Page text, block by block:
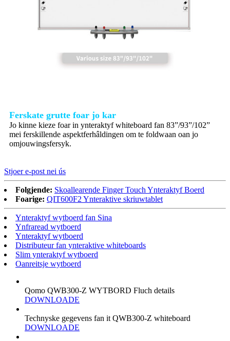
Ferskate grutte foar jo kar
Jo kinne kieze foar in ynteraktyf whiteboard fan 83”/93”/102”
mei ferskillende aspektferhâldingen om te foldwaan oan jo
omjouwingsfersyk.
Stjoer e-post nei ús
Folgjende: Skoallearende Finger Touch Ynteraktyf Boerd
Foarige: QIT600F2 Ynteraktive skriuwtablet
Ynteraktyf wytboerd fan Sina
Ynfraread wytboerd
Ynteraktyf wytboerd
Distributeur fan ynteraktive whiteboards
Slim ynteraktyf wytboerd
Oanreitsje wytboerd
Qomo QWB300-Z WYTBORD Fluch details
DOWNLOADE
Technyske gegevens fan it QWB300-Z whiteboard
DOWNLOADE